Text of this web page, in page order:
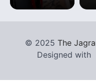
© 2025 The
Designed with